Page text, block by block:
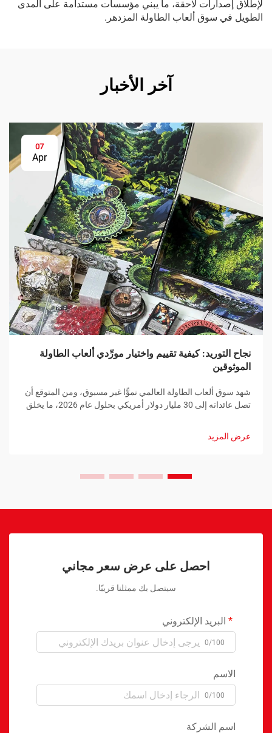
لإطلاق إصدارات لاحقة، ما يبني مؤسسات مستدامة على المدى
الطويل في سوق ألعاب الطاولة المزدهر.
آخر الأخبار
07
Apr
نجاح التوريد: كيفية تقييم واختيار مورِّدي ألعاب الطاولة
الموثوقين
شهد سوق ألعاب الطاولة العالمي نموًّا غير مسبوق، ومن المتوقع أن
تصل عائداته إلى 30 مليار دولار أمريكي بحلول عام 2026، ما يخلق
عرض المزيد
احصل على عرض سعر مجاني
سيتصل بك ممثلنا قريبًا.
البريد الإلكتروني
0/100
الاسم
0/100
اسم الشركة